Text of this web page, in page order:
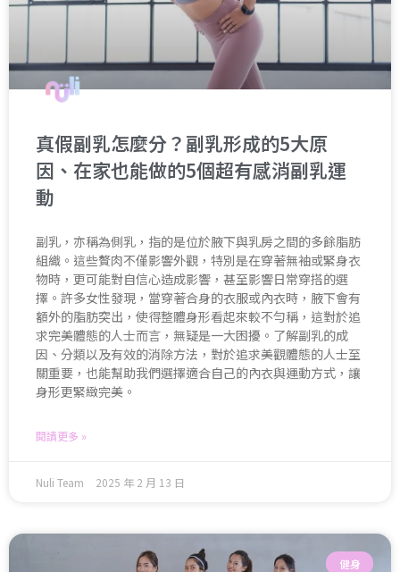
真假副乳怎麼分？副乳形成的5大原
因、在家也能做的5個超有感消副乳運
動
副乳，亦稱為側乳，指的是位於腋下與乳房之間的多餘脂肪
組織。這些贅肉不僅影響外觀，特別是在穿著無袖或緊身衣
物時，更可能對自信心造成影響，甚至影響日常穿搭的選
擇。許多女性發現，當穿著合身的衣服或內衣時，腋下會有
額外的脂肪突出，使得整體身形看起來較不勻稱，這對於追
求完美體態的人士而言，無疑是一大困擾。了解副乳的成
因、分類以及有效的消除方法，對於追求美觀體態的人士至
關重要，也能幫助我們選擇適合自己的內衣與運動方式，讓
身形更緊緻完美。
閱讀更多 »
Nuli Team 2025 年 2 月 13 日
健身